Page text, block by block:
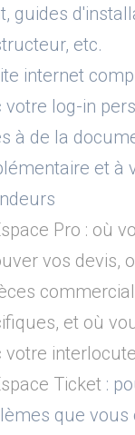
guides
etc.
internet
votre log-in
à de la
et à
Pro : où
vos devis,
et où
votre
Ticket :
que vous